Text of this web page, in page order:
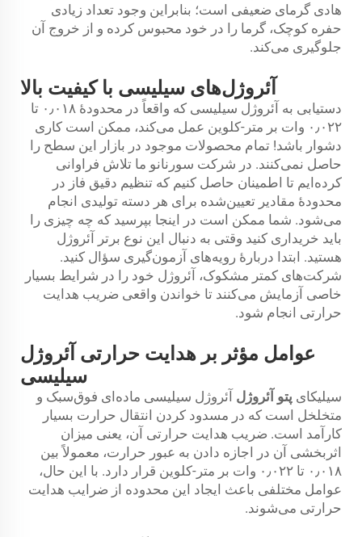
هادی گرمای ضعیفی است؛ بنابراین وجود تعداد زیادی
حفره کوچک، گرما را در خود محبوس کرده و از خروج آن
جلوگیری می‌کند.
آئروژل‌های سیلیسی با کیفیت بالا
دستیابی به آئروژل سیلیسی که واقعاً در محدودهٔ ۰٫۰۱۸ تا
۰٫۰۲۲ وات بر متر-کلوین عمل می‌کند، ممکن است کاری
دشوار باشد! تمام محصولات موجود در بازار این سطح را
حاصل نمی‌کنند. در شرکت سورنانو ما تلاش فراوانی
کرده‌ایم تا اطمینان حاصل کنیم که تنظیم دقیق فاز در
محدودهٔ مقادیر تعیین‌شده برای هر دسته تولیدی انجام
می‌شود. شما ممکن است در اینجا بپرسید که چه چیزی را
باید خریداری کنید وقتی به دنبال این نوع برتر آئروژل
هستید. ابتدا دربارهٔ رویه‌های آزمون‌گیری سؤال کنید.
شرکت‌های کمتر مشکوک، آئروژل خود را در شرایط بسیار
خاصی آزمایش می‌کنند تا خواندن واقعی ضریب هدایت
حرارتی انجام شود.
عوامل مؤثر بر هدایت حرارتی آئروژل
سیلیسی
سیلیکای پتو آئروژل آئروژل سیلیسی ماده‌ای فوق‌سبک و
متخلخل است که در مسدود کردن انتقال حرارت بسیار
کارآمد است. ضریب هدایت حرارتی آن، یعنی میزان
اثربخشی آن در اجازه دادن به عبور حرارت، معمولاً بین
۰٫۰۱۸ تا ۰٫۰۲۲ وات بر متر-کلوین قرار دارد. با این حال،
عوامل مختلفی باعث ایجاد این محدوده از ضرایب هدایت
حرارتی می‌شوند.